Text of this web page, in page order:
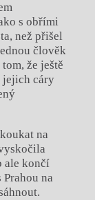
s obřími
než přišel
člověk
že ještě
jejich cáry
na
ale končí
na